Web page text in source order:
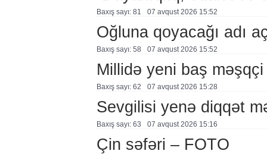
Baxış sayı: 81 07 avqust 2026 15:52
Oğluna qoyacağı adı
Baxış sayı: 58 07 avqust 2026 15:52
Millidə yeni baş məşqçi
Baxış sayı: 62 07 avqust 2026 15:28
Sevgilisi yenə diqqət
Baxış sayı: 63 07 avqust 2026 15:16
Çin səfəri – FOTO